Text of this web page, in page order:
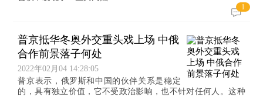
1
普京抵华冬奥外交重头戏上场 中俄
合作前景落子何处
2022年02月04 14:28:05
普京表示，俄罗斯和中国的伙伴关系是稳定
的，具有独立价值，它不受政治影响，也不针对任何人。这种